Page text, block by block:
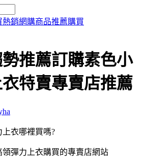
熱銷網購商品推薦購買
推薦訂購素色小
特賣專賣店推薦
衣哪裡買嗎?
彈力上衣購買的專賣店網站